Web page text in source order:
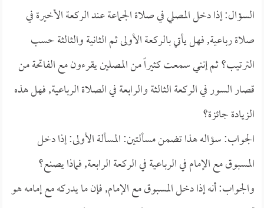
السؤال: إذا دخل المصلي في صلاة الجماعة عند الركعة الأخيرة في
صلاة رباعية, فهل يأتي بالركعة الأولى ثم الثانية والثالثة حسب
الترتيب؟ ثم إنني سمعت كثيراً من المصلين يقرءون مع الفاتحة من
قصار السور في الركعة الثالثة والرابعة في الصلاة الرباعية, فهل هذه
الزيادة جائزة؟
الجواب: سؤاله هذا تضمن مسألتين: المسألة الأولى: إذا دخل
المسبوق مع الإمام في الرباعية في الركعة الرابعة, فماذا يصنع؟
والجواب: أنه إذا دخل المسبوق مع الإمام, فإن ما يدركه مع إمامه هو